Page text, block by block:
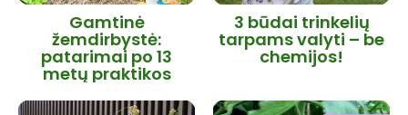
Gamtinė
žemdirbystė:
patarimai po 13
metų praktikos
3 būdai trinkelių
tarpams valyti – be
chemijos!